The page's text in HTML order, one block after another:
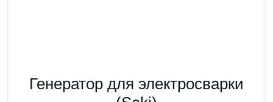
Генератор для электросварки